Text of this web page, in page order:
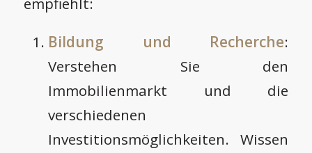
Bildung und Recherche:
Verstehen Sie den
Immobilienmarkt und die
verschiedenen
Investitionsmöglichkeiten. Wissen